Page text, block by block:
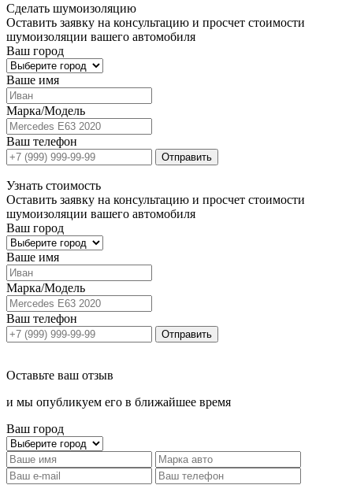
Сделать шумоизоляцию
Оставить заявку на консультацию и просчет стоимости
шумоизоляции вашего автомобиля
Ваш город
Ваше имя
Марка/Модель
Ваш телефон
Отправить
Узнать стоимость
Оставить заявку на консультацию и просчет стоимости
шумоизоляции вашего автомобиля
Ваш город
Ваше имя
Марка/Модель
Ваш телефон
Отправить
Оставьте ваш отзыв
и мы опубликуем его в ближайшее время
Ваш город